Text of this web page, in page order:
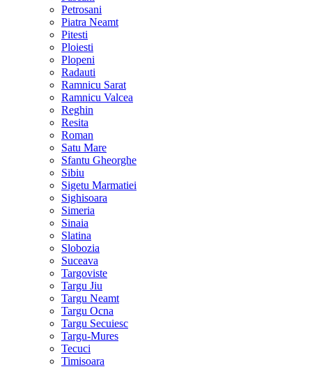
Petrosani
Piatra Neamt
Pitesti
Ploiesti
Plopeni
Radauti
Ramnicu Sarat
Ramnicu Valcea
Reghin
Resita
Roman
Satu Mare
Sfantu Gheorghe
Sibiu
Sigetu Marmatiei
Sighisoara
Simeria
Sinaia
Slatina
Slobozia
Suceava
Targoviste
Targu Jiu
Targu Neamt
Targu Ocna
Targu Secuiesc
Targu-Mures
Tecuci
Timisoara